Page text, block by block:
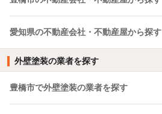
愛知県の不動産会社・不動産屋から探す
外壁塗装の業者を探す
豊橋市で外壁塗装の業者を探す